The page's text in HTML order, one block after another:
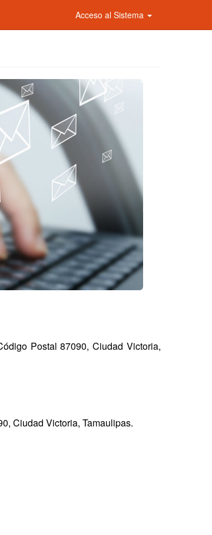
Acceso al Sistema
Postal 87090, Ciudad Victoria,
Ciudad Victoria, Tamaulipas.